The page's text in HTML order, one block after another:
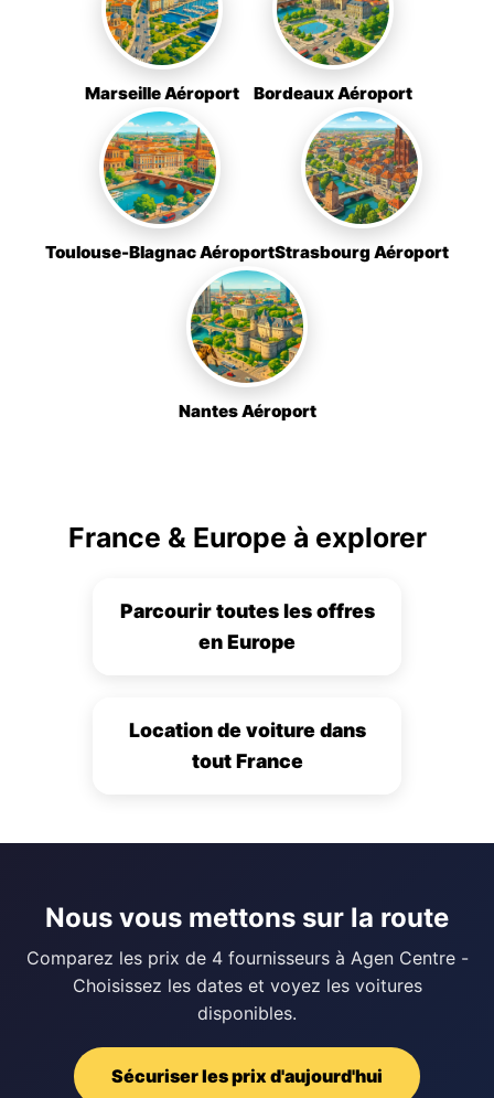
Marseille Aéroport Bordeaux Aéroport
Toulouse-Blagnac AéroportStrasbourg Aéroport
Nantes Aéroport
France & Europe à explorer
Parcourir toutes les offres
en Europe
Location de voiture dans
tout France
Nous vous mettons sur la route
Comparez les prix de 4 fournisseurs à Agen Centre -
Choisissez les dates et voyez les voitures
disponibles.
Sécuriser les prix d'aujourd'hui